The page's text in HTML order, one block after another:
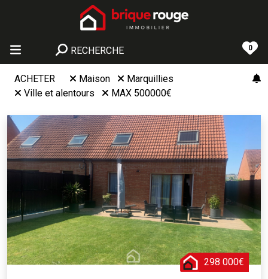
RECHERCHE 0
ACHETER Maison
Marquillies
Ville et alentours
MAX 500000€
298 000€